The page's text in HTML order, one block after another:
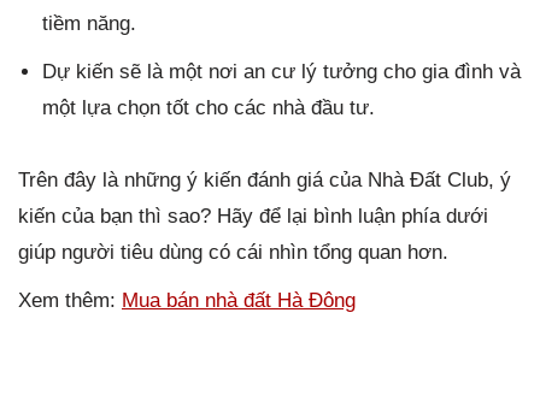
tiềm năng.
Dự kiến sẽ là một nơi an cư lý tưởng cho gia đình và
một lựa chọn tốt cho các nhà đầu tư.
Trên đây là những ý kiến đánh giá của Nhà Đất Club, ý
kiến của bạn thì sao? Hãy để lại bình luận phía dưới
giúp người tiêu dùng có cái nhìn tổng quan hơn.
Xem thêm: Mua bán nhà đất Hà Đông